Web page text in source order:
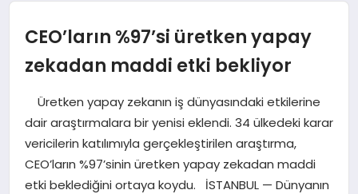
GÜNDEM
MAGAZIN
SAĞLIK
CEO’ların %97’si üretken yapay
zekadan maddi etki bekliyor
Üretken yapay zekanın iş dünyasındaki etkilerine
dair araştırmalara bir yenisi eklendi. 34 ülkedeki karar
vericilerin katılımıyla gerçekleştirilen araştırma,
CEO’ların %97’sinin üretken yapay zekadan maddi
etki beklediğini ortaya koydu. İSTANBUL — Dünyanın